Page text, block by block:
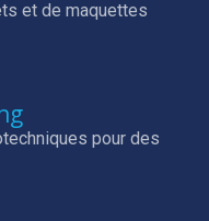
et de maquettes
pour des